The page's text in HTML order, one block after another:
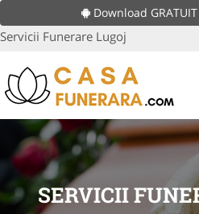
Download
Servicii Funerare Lugoj
SERVICII